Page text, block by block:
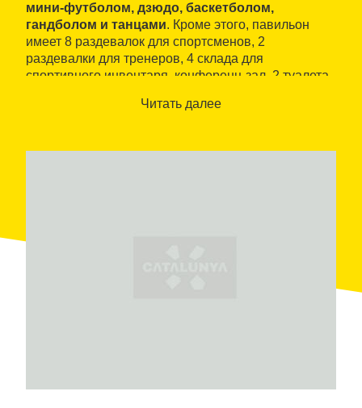
мини-футболом, дзюдо, баскетболом,
гандболом и танцами. Кроме этого, павильон
имеет 8 раздевалок для спортсменов, 2
раздевалки для тренеров, 4 склада для
спортивного инвентаря, конференц-зал, 2 туалета
Читать далее